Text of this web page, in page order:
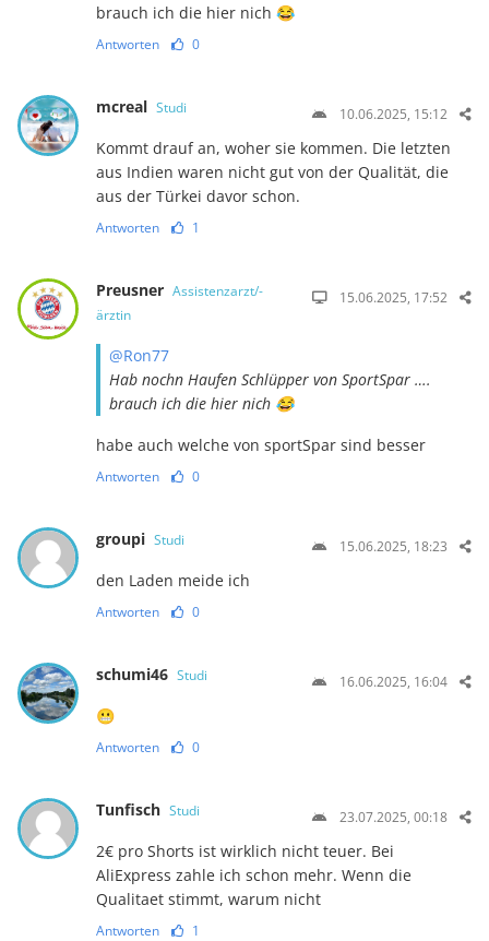
brauch ich die hier nich 😂
Antworten 0
mcreal Studi 10.06.2025, 15:12
Kommt drauf an, woher sie kommen. Die letzten
aus Indien waren nicht gut von der Qualität, die
aus der Türkei davor schon.
Antworten 1
Preusner Assistenzarzt/-
ärztin
15.06.2025, 17:52
@Ron77
Hab nochn Haufen Schlüpper von SportSpar ….
brauch ich die hier nich 😂
habe auch welche von sportSpar sind besser
Antworten 0
groupi Studi 15.06.2025, 18:23
den Laden meide ich
Antworten 0
schumi46 Studi 16.06.2025, 16:04
😬
Antworten 0
Tunfisch Studi 23.07.2025, 00:18
2€ pro Shorts ist wirklich nicht teuer. Bei
AliExpress zahle ich schon mehr. Wenn die
Qualitaet stimmt, warum nicht
Antworten 1